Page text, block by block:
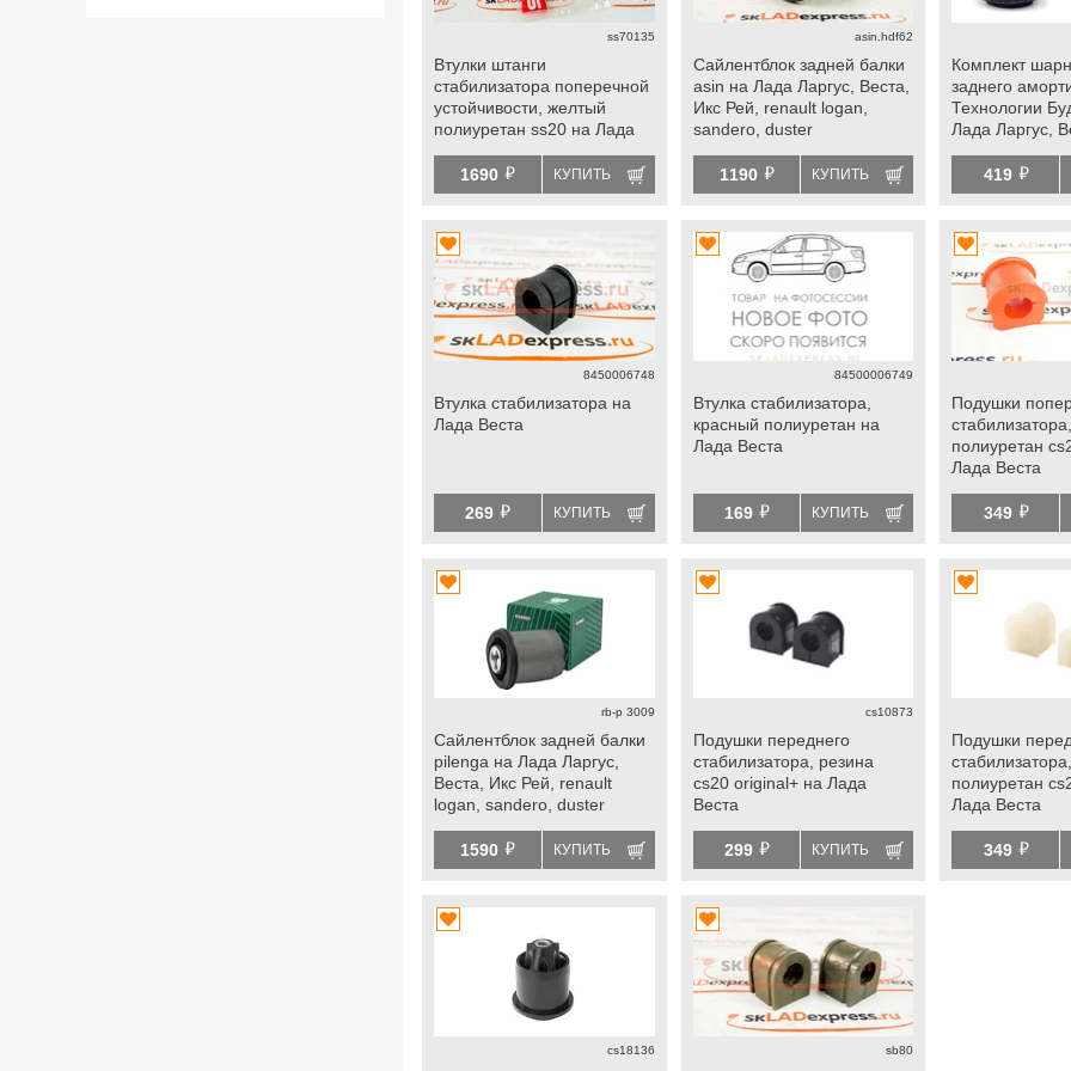
ss70135
Втулки штанги
стабилизатора поперечной
устойчивости, желтый
полиуретан ss20 на Лада
1690 й КУПИТЬ
asin.hdf62
Сайлентблок задней балки
asin на Лада Ларгус, Веста,
Икс Рей, renault logan,
sandero, duster
1190 й КУПИТЬ
Комплект
заднего
Технологии
Лада Ларгус,
419 й
8450006748
Втулка стабилизатора на
Лада Веста
269 й КУПИТЬ
84500006749
Втулка стабилизатора,
красный полиуретан на
Лада Веста
169 й КУПИТЬ
Подушки
полиуретан
Лада Веста
349 й
rb-p 3009
Сайлентблок задней балки
pilenga на Лада Ларгус,
Веста, Икс Рей, renault
logan, sandero, duster
1590 й КУПИТЬ
cs10873
Подушки переднего
стабилизатора, резина
cs20 original+ на Лада
Веста
299 й КУПИТЬ
Подушки
полиуретан
Лада Веста
349 й
cs18136 sb80